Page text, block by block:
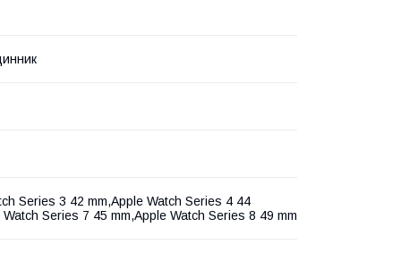
Series 3 42 mm,Apple Watch Series 4 44
Watch Series 7 45 mm,Apple Watch Series 8 49 mm